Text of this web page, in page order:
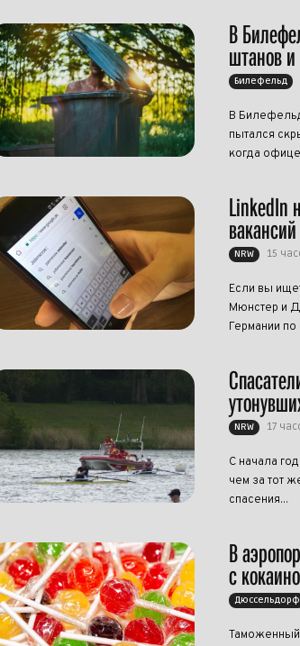
В
штанов и
Билефельд
В
пытался
когда
LinkedIn
вакансий
NRW 15
Если вы
Мюнстер и
Германии
NRW 17
С начала
чем за тот
спасения...
В
с
Дюссельдорф
Таможенный